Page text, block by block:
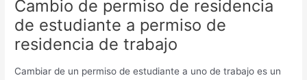
Cambio de permiso de residencia
de estudiante a permiso de
residencia de trabajo
Cambiar de un permiso de estudiante a uno de trabajo es un